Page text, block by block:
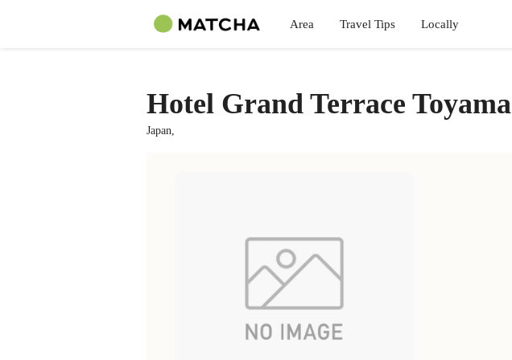
Area Travel Tips Locally
Hotel Grand Terrace Toyama
Japan,